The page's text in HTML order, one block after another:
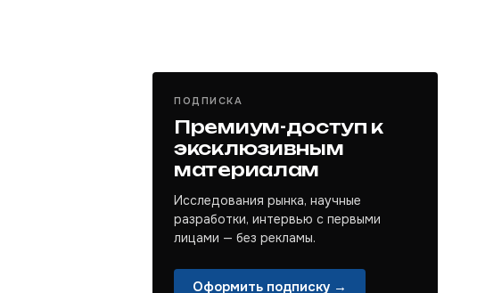
ПОДПИСКА
Премиум-доступ к
эксклюзивным
материалам
Исследования рынка, научные
разработки, интервью с первыми
лицами — без рекламы.
Оформить подписку →